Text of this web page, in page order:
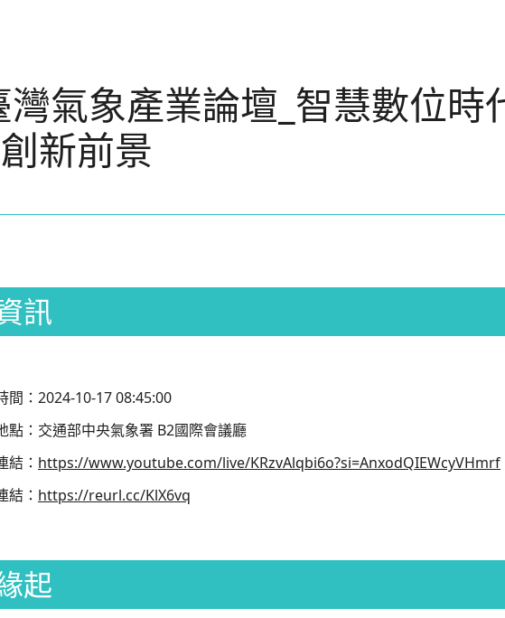
氣象產業論壇_智慧數位時
新前景
訊
間： 2024-10-17 08:45:00
點： 交通部中央氣象署 B2國際會議廳
結： https://www.youtube.com/live/KRzvAlqbi6o?si=AnxodQIEWcyVHmrf
結： https://reurl.cc/KlX6vq
起